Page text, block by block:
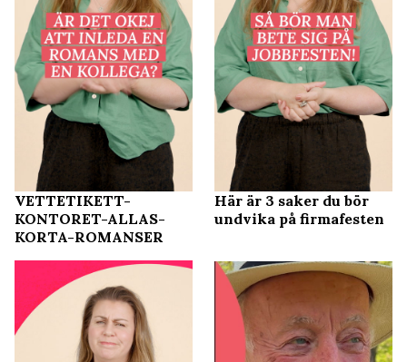
VETTETIKETT-
KONTORET-ALLAS-
KORTA-ROMANSER
Här är 3 saker du bör
undvika på firmafesten